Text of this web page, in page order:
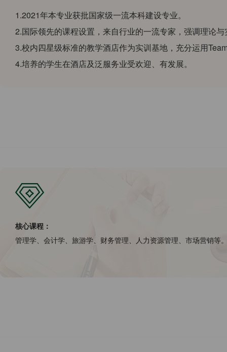
1.2021年本专业获批国家级一流本科建设专业。
2.国际领先的课程设置，来自行业的一流专家，强调理论
3.校内四星级标准的教学酒店作为实训基地，充分运用
4.培养的学生在酒店及泛服务业受欢迎、有发展。
核心课程：
管理学、会计学、旅游学、财务管理、人力资源管理、市场营销等